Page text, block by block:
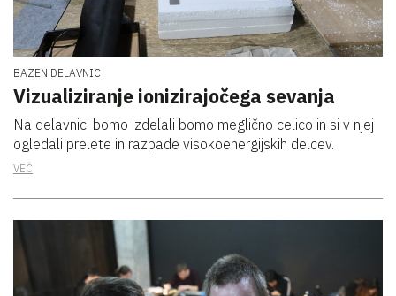
BAZEN DELAVNIC
Vizualiziranje ionizirajočega sevanja
Na delavnici bomo izdelali bomo meglično celico in si v njej
ogledali prelete in razpade visokoenergijskih delcev.
VEČ